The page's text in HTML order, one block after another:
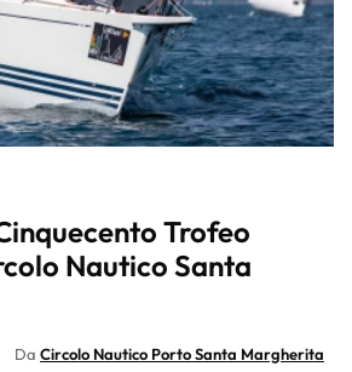
Trofeo
Nautico Santa
Da Circolo Nautico Porto Santa Margherita